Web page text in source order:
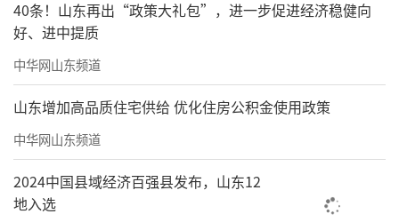
40条！山东再出“政策大礼包”，进一步促进经济稳健向
好、进中提质
中华网山东频道
山东增加高品质住宅供给 优化住房公积金使用政策
中华网山东频道
2024中国县域经济百强县发布，山东12
地入选